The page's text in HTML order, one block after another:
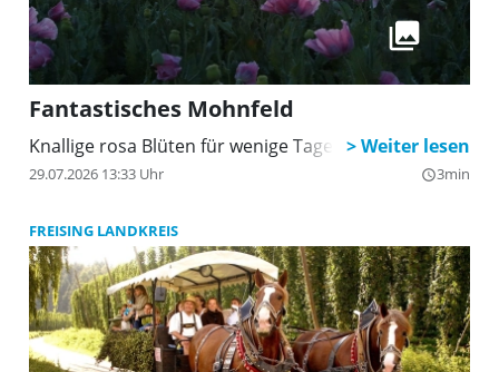
Fantastisches Mohnfeld
Knallige rosa Blüten für wenige Tage
29.07.2026 13:33 Uhr query_builder3min
FREISING LANDKREIS